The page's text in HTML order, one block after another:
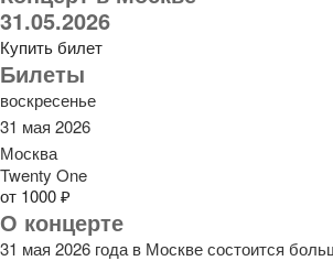
31.05.2026
Купить билет
Билеты
воскресенье
31 мая 2026
Москва
Twenty One
от 1000 ₽
О концерте
31 мая 2026 года в Москве состоится